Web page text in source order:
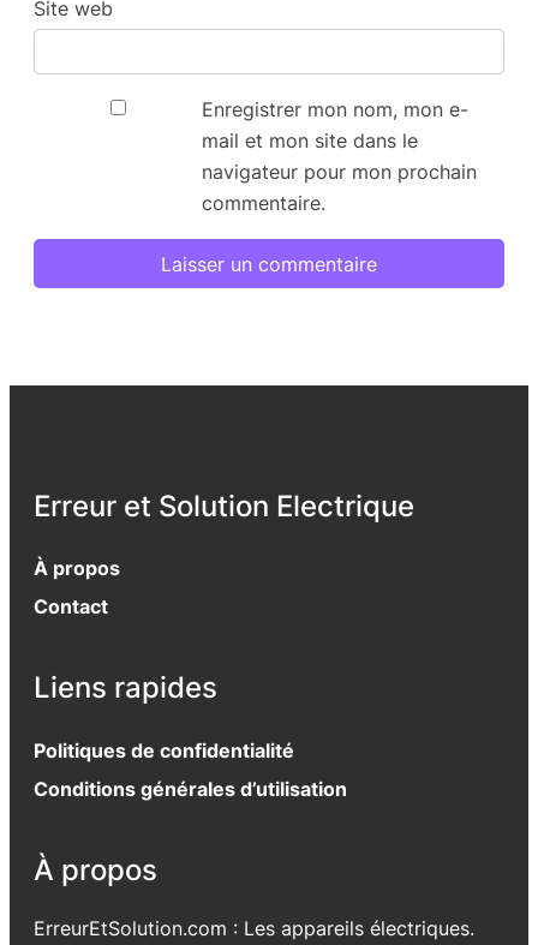
Site web
Enregistrer mon nom, mon e-
mail et mon site dans le
navigateur pour mon prochain
commentaire.
Erreur et Solution Electrique
À propos
Contact
Liens rapides
Politiques de confidentialité
Conditions générales d’utilisation
À propos
ErreurEtSolution.com : Les appareils électriques.